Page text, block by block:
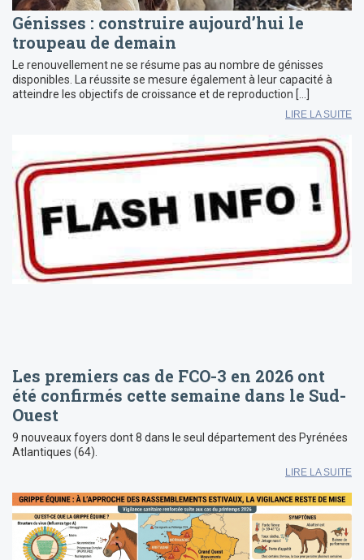
Génisses : construire aujourd’hui le
troupeau de demain
Le renouvellement ne se résume pas au nombre de génisses
disponibles. La réussite se mesure également à leur capacité à
atteindre les objectifs de croissance et de reproduction […]
LIRE LA SUITE
Les premiers cas de FCO-3 en 2026 ont
été confirmés cette semaine dans le Sud-
Ouest
9 nouveaux foyers dont 8 dans le seul département des Pyrénées
Atlantiques (64).
LIRE LA SUITE